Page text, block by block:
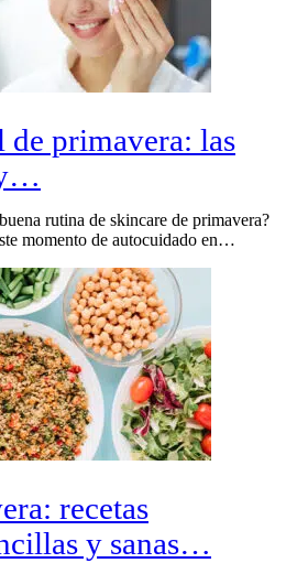
de primavera: las
rutina de skincare de primavera?
momento de autocuidado en…
recetas
y sanas…